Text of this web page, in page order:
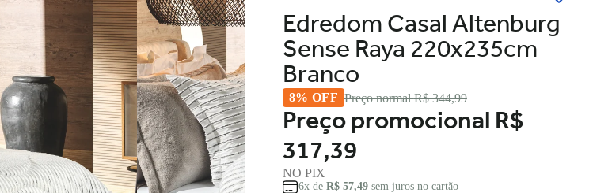
Edredom Casal Altenburg
Sense Raya 220x235cm
Branco
8% OFF Preço normalR$ 344,99
Preço promocionalR$
317,39
NO PIX
6x de R$ 57,49 sem juros no cartão